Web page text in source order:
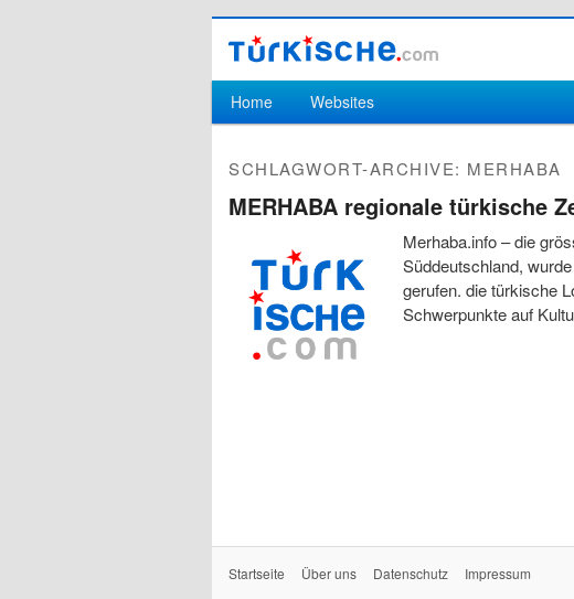
Hauptmenü
Zum Inhalt wechseln
Zum sekundären Inhalt wechseln
Home Websites
SCHLAGWORT-ARCHIVE: MERHABA
MERHABA regionale türkische
Merhaba.info – die
Süddeutschland,
gerufen. die türkische
Schwerpunkte auf
Startseite Über uns Datenschutz Impressum